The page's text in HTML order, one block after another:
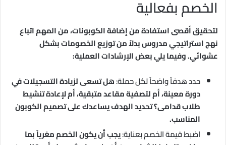
الخصم بفعالية
لتحقيق أقصى استفادة من إضافة الكوبونات، من المهم اتباع
نهج استراتيجي مدروس بدلاً من توزيع الخصومات بشكل
عشوائي. وفيما يلي بعض الإرشادات العملية:
حدد هدفاً واضحاً لكل حملة:هل تسعى لزيادة التسجيلات في
دورة معينة، أم لتصفية مقاعد متبقية، أم لإعادة تنشيط
طلاب قدامى؟ تحديد الهدف يساعدك على تصميم الكوبون
المناسب.
اضبط قيمة الخصم بعناية:يجب أن يكون الخصم مغرياً بما